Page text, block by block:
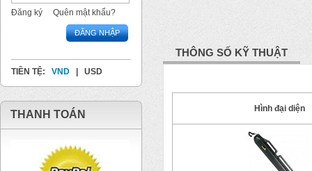
Đăng ký Quên mật khẩu?
ĐĂNG NHẬP
TIỀN TỆ: VND USD
THANH TOÁN
THÔNG SỐ KỸ THUẬT
Hình đại diện